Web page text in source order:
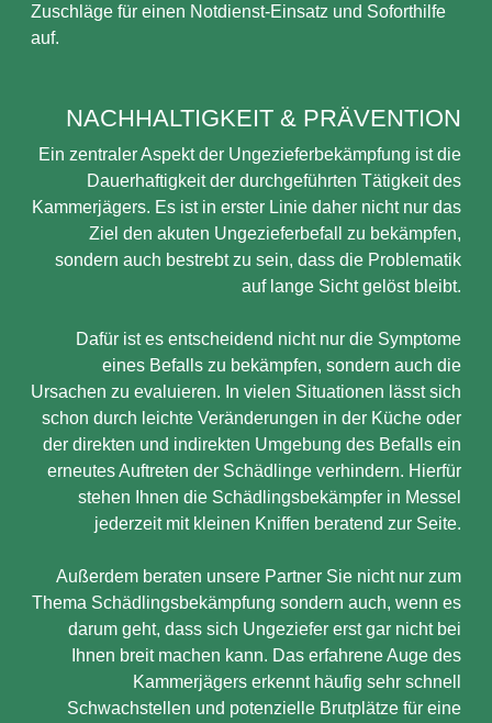
Zuschläge für einen Notdienst-Einsatz und Soforthilfe
auf.
NACHHALTIGKEIT & PRÄVENTION
Ein zentraler Aspekt der Ungezieferbekämpfung ist die
Dauerhaftigkeit der durchgeführten Tätigkeit des
Kammerjägers. Es ist in erster Linie daher nicht nur das
Ziel den akuten Ungezieferbefall zu bekämpfen,
sondern auch bestrebt zu sein, dass die Problematik
auf lange Sicht gelöst bleibt.
Dafür ist es entscheidend nicht nur die Symptome
eines Befalls zu bekämpfen, sondern auch die
Ursachen zu evaluieren. In vielen Situationen lässt sich
schon durch leichte Veränderungen in der Küche oder
der direkten und indirekten Umgebung des Befalls ein
erneutes Auftreten der Schädlinge verhindern. Hierfür
stehen Ihnen die Schädlingsbekämpfer in Messel
jederzeit mit kleinen Kniffen beratend zur Seite.
Außerdem beraten unsere Partner Sie nicht nur zum
Thema Schädlingsbekämpfung sondern auch, wenn es
darum geht, dass sich Ungeziefer erst gar nicht bei
Ihnen breit machen kann. Das erfahrene Auge des
Kammerjägers erkennt häufig sehr schnell
Schwachstellen und potenzielle Brutplätze für eine